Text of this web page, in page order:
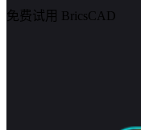
免费试用 BricsCAD